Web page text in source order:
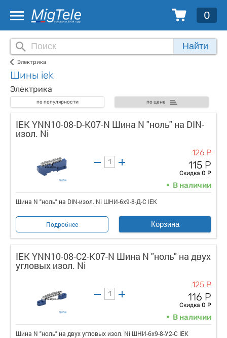
0
Найти
Электрика
Шины iek
Электрика
по популярности по цене
IEK YNN10-08-D-K07-N Шина N "ноль" на DIN-
изол. Ni
126 Р
115 Р
Скидка 0 Р
В наличии
Шина N "ноль" на DIN-изол. Ni ШНИ-6х9-8-Д-С IEK
Подробнее Корзина
IEK YNN10-08-C2-K07-N Шина N "ноль" на двух
угловых изол. Ni
125 Р
116 Р
Скидка 0 Р
В наличии
Шина N "ноль" на двух угловых изол. Ni ШНИ-6х9-8-У2-С IEK